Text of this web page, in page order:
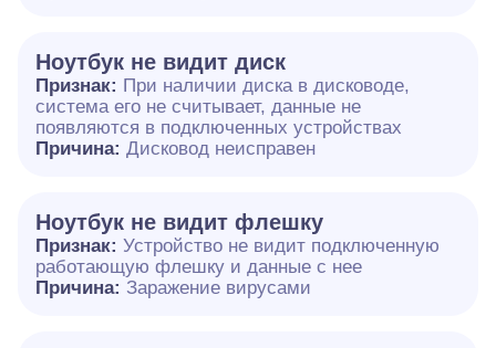
Ноутбук не видит диск
Признак: При наличии диска в дисководе,
система его не считывает, данные не
появляются в подключенных устройствах
Причина: Дисковод неисправен
Ноутбук не видит флешку
Признак: Устройство не видит подключенную
работающую флешку и данные с нее
Причина: Заражение вирусами